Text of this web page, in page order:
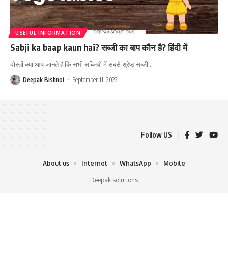
USEFUL INFORMATION
Sabji ka baap kaun hai? सब्जी का बाप कौन है? हिंदी में
दोस्तों क्या आप जानते हैं कि सभी सब्जियों में सबसे श्रेष्ठ सब्जी…
Deepak Bishnoi September 11, 2022
Follow US
Deepak solutions
About us Internet WhatsApp Mobile